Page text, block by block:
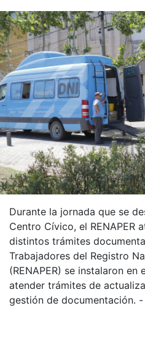
Durante la jornada que se
Centro Cívico, el RENAPER
distintos trámites
Trabajadores del Registro
(RENAPER) se instalaron
atender trámites de
gestión de documentación. -